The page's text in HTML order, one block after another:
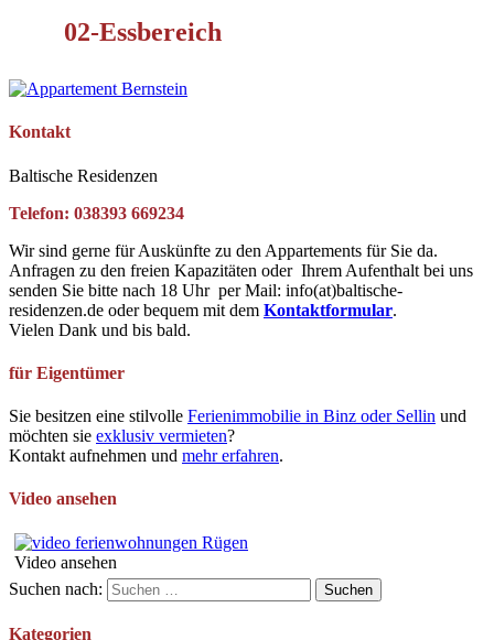
02-Essbereich
Kontakt
Baltische Residenzen
Telefon: 038393 669234
Wir sind gerne für Auskünfte zu den Appartements für Sie da.
Anfragen zu den freien Kapazitäten oder Ihrem Aufenthalt bei uns
senden Sie bitte nach 18 Uhr per Mail: info(at)baltische-
residenzen.de oder bequem mit dem Kontaktformular.
Vielen Dank und bis bald.
für Eigentümer
Sie besitzen eine stilvolle Ferienimmobilie in Binz oder Sellin und
möchten sie exklusiv vermieten?
Kontakt aufnehmen und mehr erfahren.
Video ansehen
Video ansehen
Suchen nach:
Kategorien